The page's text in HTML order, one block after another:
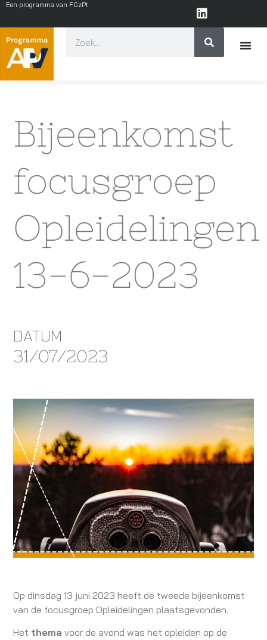
Een programma van FGzPt
Bijeenkomst
focusgroep
Opleidelingen
13-6-2023
DATUM
31/07/2023
Op dinsdag 13 juni 2023 heeft de tweede bijeenkomst
van de focusgroep Opleidelingen plaatsgevonden.
Het thema voor de avond was het opleiden op de